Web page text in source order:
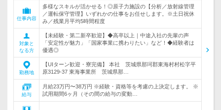
仕事内容
多様なスキルが活かせる！◎原子力施設の【分析／放射線管理
／運転保守管理】いずれかの仕事をお任せします。※土日祝休
み／残業月平均5時間程度
対象と
なる方
【未経験・第二新卒歓迎】◆高卒以上｜中途入社の先輩の声
「安定性が魅力」「国家事業に携わりたい」など！◆経験者は
優遇◎
勤務地
【UIターン歓迎・寮完備】 本社 茨城県那珂郡東海村村松字平
原3129-37 東海事業所 茨城県那…
給与
月給23万円〜38万円 ※経験・資格等を考慮の上決定します。 ※
試用期間6ヶ月（その間の給与の変動…